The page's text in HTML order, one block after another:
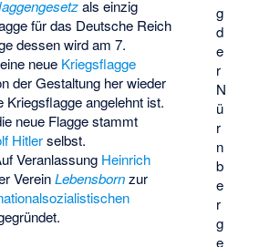
g
d
e
r
N
ü
r
n
b
e
r
g
e
als einzig
für das Deutsche Reich
dessen wird am 7.
neue Kriegsflagge
der Gestaltung her wieder
Kriegsflagge angelehnt ist.
neue Flagge stammt
Hitlerselbst.
Veranlassung Heinrich
VereinLebensbornzur